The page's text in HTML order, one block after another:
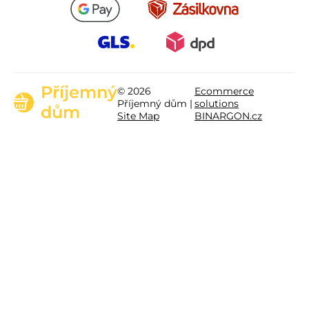
Příjemný
dům
© 2026
Příjemný dům |
Site Map
Ecommerce
solutions
BINARGON.cz